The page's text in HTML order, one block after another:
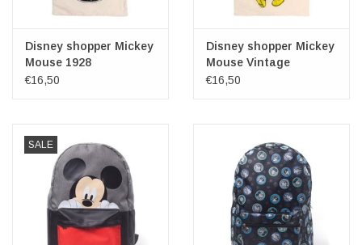
Disney shopper Mickey
Mouse 1928
€16,50
Disney shopper Mickey
Mouse Vintage
€16,50
SALE